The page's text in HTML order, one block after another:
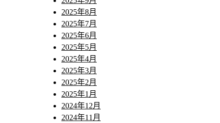
2025年8月
2025年7月
2025年6月
2025年5月
2025年4月
2025年3月
2025年2月
2025年1月
2024年12月
2024年11月